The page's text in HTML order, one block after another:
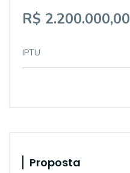
R$ 2.200.000,00
IPTU
Proposta